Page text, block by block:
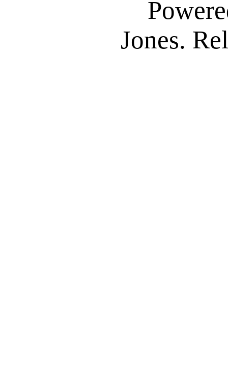
Jones.